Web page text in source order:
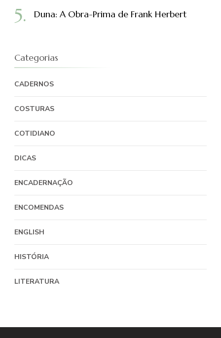
Duna: A Obra-Prima de Frank Herbert
Categorias
CADERNOS
COSTURAS
COTIDIANO
DICAS
ENCADERNAÇÃO
ENCOMENDAS
ENGLISH
HISTÓRIA
LITERATURA